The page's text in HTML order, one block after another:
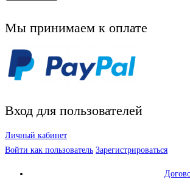
Мы принимаем к оплате
Вход для пользователей
Личный кабинет
Войти как пользователь Зарегистрироваться